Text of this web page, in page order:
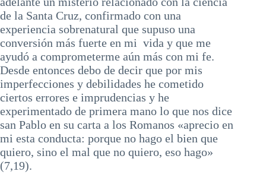
de la Santa Cruz, confirmado con una
experiencia sobrenatural que supuso una
conversión más fuerte en mi vida y que me
ayudó a comprometerme aún más con mi fe.
Desde entonces debo de decir que por mis
imperfecciones y debilidades he cometido
ciertos errores e imprudencias y he
experimentado de primera mano lo que nos dice
san Pablo en su carta a los Romanos «aprecio en
mi esta conducta: porque no hago el bien que
quiero, sino el mal que no quiero, eso hago»
(7,19).